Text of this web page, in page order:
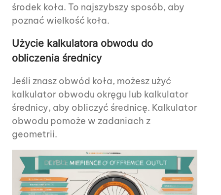
środek koła. To najszybszy sposób, aby
poznać wielkość koła.
Użycie kalkulatora obwodu do
obliczenia średnicy
Jeśli znasz obwód koła, możesz użyć
kalkulator obwodu okręgu lub kalkulator
średnicy, aby obliczyć średnicę. Kalkulator
obwodu pomoże w zadaniach z
geometrii.